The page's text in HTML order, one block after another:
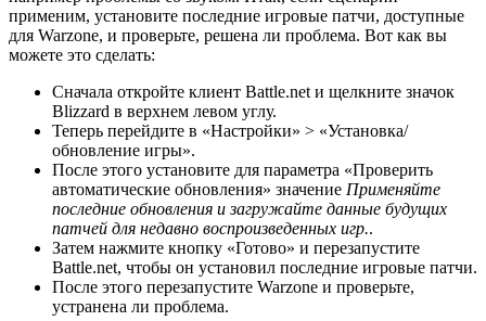
применим, установите последние игровые патчи, доступные
для Warzone, и проверьте, решена ли проблема. Вот как вы
можете это сделать:
Сначала откройте клиент Battle.net и щелкните значок
Blizzard в верхнем левом углу.
Теперь перейдите в «Настройки» > «Установка/
обновление игры».
После этого установите для параметра «Проверить
автоматические обновления» значение Применяйте
последние обновления и загружайте данные будущих
патчей для недавно воспроизведенных игр..
Затем нажмите кнопку «Готово» и перезапустите
Battle.net, чтобы он установил последние игровые патчи.
После этого перезапустите Warzone и проверьте,
устранена ли проблема.